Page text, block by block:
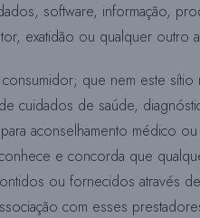
software, informação,
exatidão ou qualquer outro
que nem este sítio
cuidados de saúde,
aconselhamento médico
e concorda que
ou fornecidos através
com esses